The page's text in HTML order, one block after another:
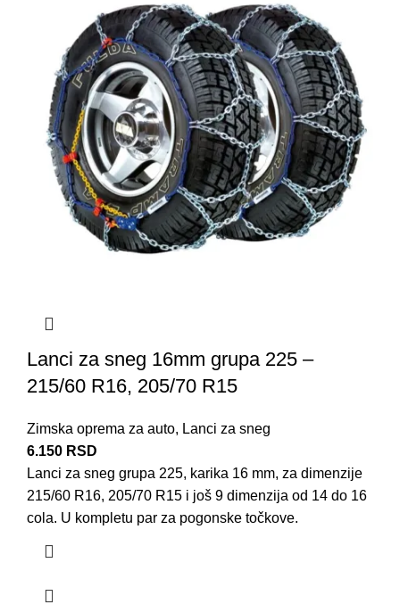
Lanci za sneg 16mm grupa 225 –
215/60 R16, 205/70 R15
Zimska oprema za auto, Lanci za sneg
6.150 RSD
Lanci za sneg grupa 225, karika 16 mm, za dimenzije
215/60 R16, 205/70 R15 i još 9 dimenzija od 14 do 16
cola. U kompletu par za pogonske točkove.